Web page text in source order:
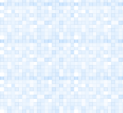
Italia in Miniatura -
Rimini
Le Navi Acquario -
Cattolica
Porto Canale Cervia